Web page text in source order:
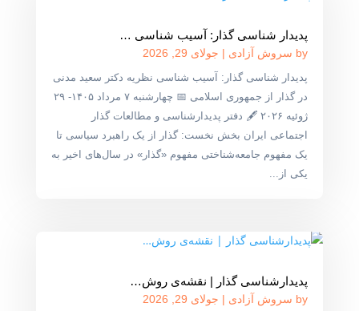
پدیدار شناسی گذار: آسیب شناسی …
by سروش آزادی | جولای 29, 2026
پدیدار شناسی گذار: آسیب شناسی نظریه دکتر سعید مدنی
در گذار از جمهوری اسلامی 📅 چهارشنبه ۷ مرداد ۱۴۰۵- ۲۹
ژوئیه ۲۰۲۶ 🖋 دفتر پدیدارشناسی و مطالعات گذار
اجتماعی ایران بخش نخست: گذار از یک راهبرد سیاسی تا
یک مفهوم جامعه‌شناختی مفهوم «گذار» در سال‌های اخیر به
یکی از...
پدیدارشناسی گذار | نقشه‌ی روش‌…
by سروش آزادی | جولای 29, 2026